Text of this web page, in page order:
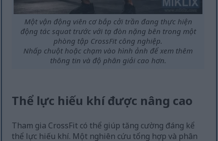
Một vận động viên cơ bắp cởi trần đang thực hiện
động tác squat trước với tạ đòn nặng bên trong một
phòng tập CrossFit công nghiệp.
Nhấp chuột hoặc chạm vào hình ảnh để xem thêm
thông tin và độ phân giải cao hơn.
Thể lực hiếu khí được nâng cao
Tham gia CrossFit có thể giúp tăng cường đáng kể
thể lực hiếu khí. Một nghiên cứu tổng hợp và phân